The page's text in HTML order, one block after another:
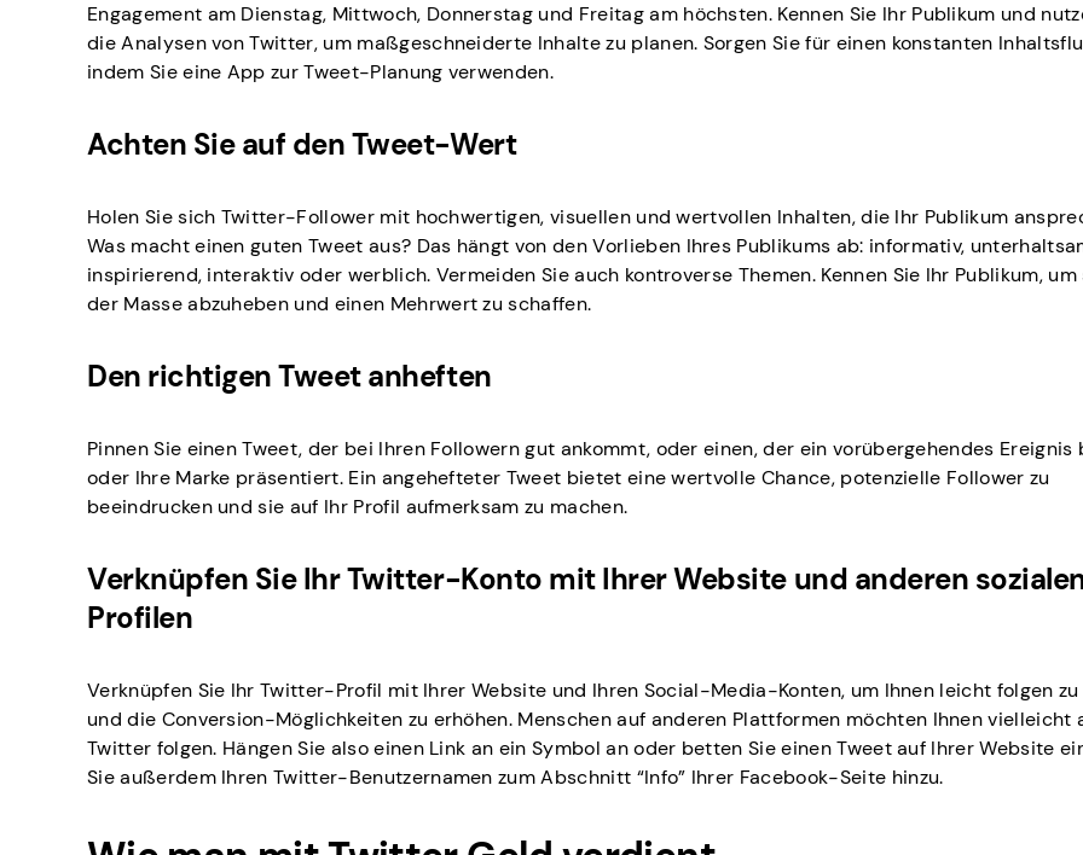
Engagement am Dienstag, Mittwoch, Donnerstag und Freitag am höchsten. Kennen Sie Ihr Publikum und
die Analysen von Twitter, um maßgeschneiderte Inhalte zu planen. Sorgen Sie für einen konstanten
indem Sie eine App zur Tweet-Planung verwenden.
Achten Sie auf den Tweet-Wert
Holen Sie sich Twitter-Follower mit hochwertigen, visuellen und wertvollen Inhalten, die Ihr Publikum
Was macht einen guten Tweet aus? Das hängt von den Vorlieben Ihres Publikums ab: informativ,
inspirierend, interaktiv oder werblich. Vermeiden Sie auch kontroverse Themen. Kennen Sie Ihr Publikum, um
der Masse abzuheben und einen Mehrwert zu schaffen.
Den richtigen Tweet anheften
Pinnen Sie einen Tweet, der bei Ihren Followern gut ankommt, oder einen, der ein vorübergehendes
oder Ihre Marke präsentiert. Ein angehefteter Tweet bietet eine wertvolle Chance, potenzielle Follower zu
beeindrucken und sie auf Ihr Profil aufmerksam zu machen.
Verknüpfen Sie Ihr Twitter-Konto mit Ihrer Website und anderen
Profilen
Verknüpfen Sie Ihr Twitter-Profil mit Ihrer Website und Ihren Social-Media-Konten, um Ihnen leicht folgen zu
und die Conversion-Möglichkeiten zu erhöhen. Menschen auf anderen Plattformen möchten Ihnen vielleicht
Twitter folgen. Hängen Sie also einen Link an ein Symbol an oder betten Sie einen Tweet auf Ihrer Website
Sie außerdem Ihren Twitter-Benutzernamen zum Abschnitt “Info” Ihrer Facebook-Seite hinzu.